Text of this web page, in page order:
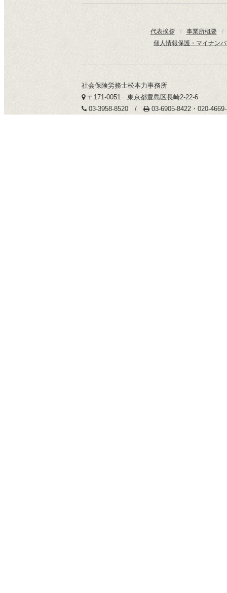
代表挨拶 / 事業所概要
/
個人情報保護・マイナン
社会保険労務士松本力事務所
〒171-0051 東京都豊島区長崎2-22-6
03-3958-8520 /
03-6905-8422・020-